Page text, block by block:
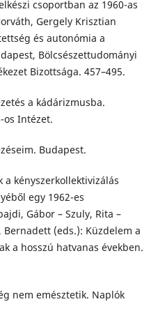
csoportban az 1960-as
Gergely Krisztian
és autonómia a
Bölcsészettudományi
Bizottsága. 457–495.
a kádárizmusba.
os Intézet.
Budapest.
a kényszerkollektivizálás
egy 1962-es
Gábor – Szuly, Rita –
(eds.): Küzdelem a
a hosszú hatvanas években.
nem emésztetik. Naplók